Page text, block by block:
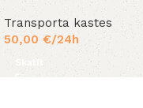
Transporta kastes
50,00 €/24h
Skatīt